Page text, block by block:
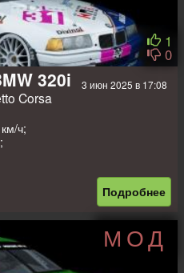
1
0
3 июн 2025 в 17:08
320i
Corsa
ч;
Подробнее
МОД